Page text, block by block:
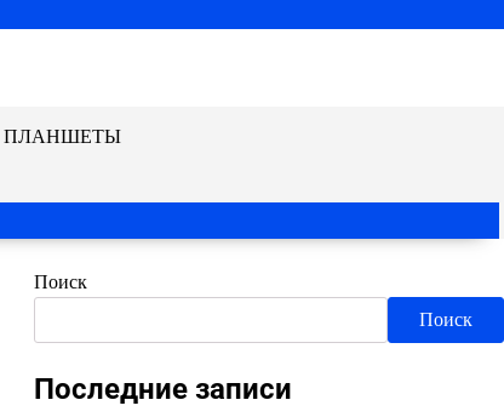
ПЛАНШЕТЫ
Поиск
Поиск
Последние записи